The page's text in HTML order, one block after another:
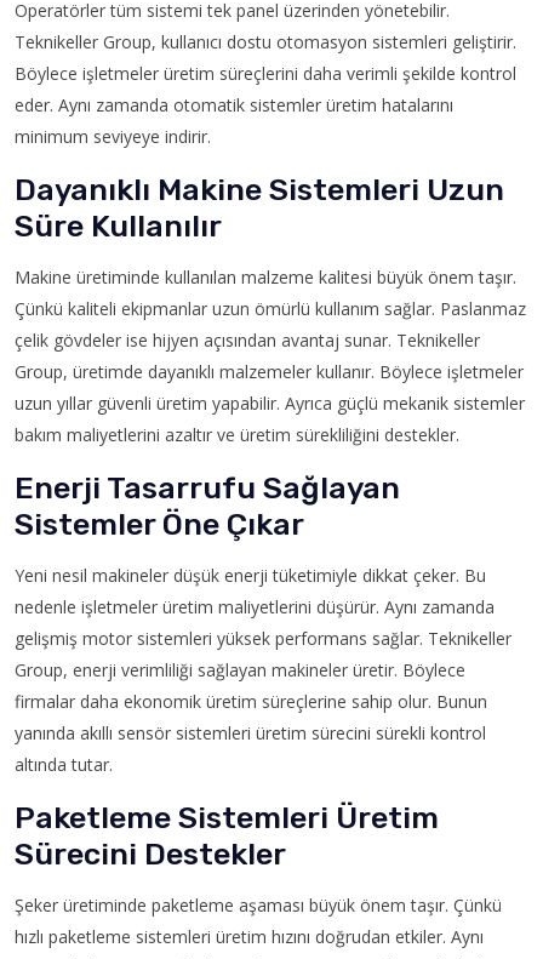
Operatörler tüm sistemi tek panel üzerinden yönetebilir.
Teknikeller Group, kullanıcı dostu otomasyon sistemleri geliştirir.
Böylece işletmeler üretim süreçlerini daha verimli şekilde kontrol
eder. Aynı zamanda otomatik sistemler üretim hatalarını
minimum seviyeye indirir.
Dayanıklı Makine Sistemleri Uzun
Süre Kullanılır
Makine üretiminde kullanılan malzeme kalitesi büyük önem taşır.
Çünkü kaliteli ekipmanlar uzun ömürlü kullanım sağlar. Paslanmaz
çelik gövdeler ise hijyen açısından avantaj sunar. Teknikeller
Group, üretimde dayanıklı malzemeler kullanır. Böylece işletmeler
uzun yıllar güvenli üretim yapabilir. Ayrıca güçlü mekanik sistemler
bakım maliyetlerini azaltır ve üretim sürekliliğini destekler.
Enerji Tasarrufu Sağlayan
Sistemler Öne Çıkar
Yeni nesil makineler düşük enerji tüketimiyle dikkat çeker. Bu
nedenle işletmeler üretim maliyetlerini düşürür. Aynı zamanda
gelişmiş motor sistemleri yüksek performans sağlar. Teknikeller
Group, enerji verimliliği sağlayan makineler üretir. Böylece
firmalar daha ekonomik üretim süreçlerine sahip olur. Bunun
yanında akıllı sensör sistemleri üretim sürecini sürekli kontrol
altında tutar.
Paketleme Sistemleri Üretim
Sürecini Destekler
Şeker üretiminde paketleme aşaması büyük önem taşır. Çünkü
hızlı paketleme sistemleri üretim hızını doğrudan etkiler. Aynı